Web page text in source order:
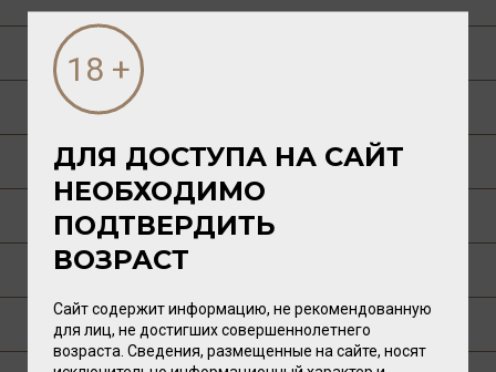
О ТОВАРЕ
ГАСТРОНОМИЯ
О РЕГИОНЕ
О ПРОИЗВОДИТЕЛЕ
ТЕХНОЛОГИЯ
ПУБЛИКАЦИИ О ТОВАРЕ
ДЛЯ ДОСТУПА НА САЙТ
НЕОБХОДИМО
ПОДТВЕРДИТЬ
ВОЗРАСТ
Сайт содержит информацию, не рекомендованную
для лиц, не достигших совершеннолетнего
возраста. Сведения, размещенные на сайте, носят